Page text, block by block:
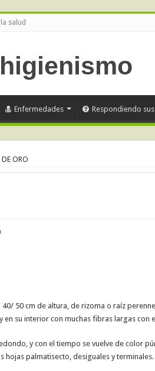
salud
Enfermedades Respondiendo
DE ORO
50 cm de altura, de rizoma o raíz
en su interior con muchas fibras largas con
y con el tiempo se vuelve de color
hojas palmatisecto, desiguales y terminales.